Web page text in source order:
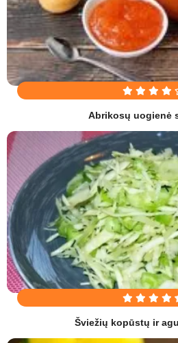
Abrikosų uogienė
Šviežių kopūstų ir